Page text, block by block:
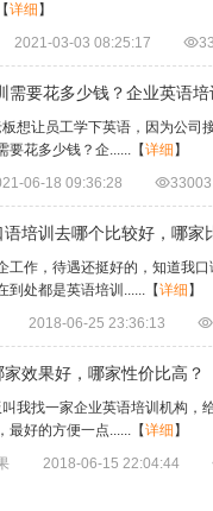
【详细 】
2021-03-03 08:25:17 
需要花多少钱？企业英语培
想让员工学下英语，因为公司
要花多少钱？企...... 【详细 】
06-18 09:36:28 33003
培训去哪个比较好，哪家
工作，待遇还挺好的，知道我
到处都是英语培训...... 【详细 】
2018-06-25 23:36:13 
效果好，哪家性价比高？
我找一家企业英语培训机构，
最好的方便一点...... 【详细 】
2018-06-15 22:04:44